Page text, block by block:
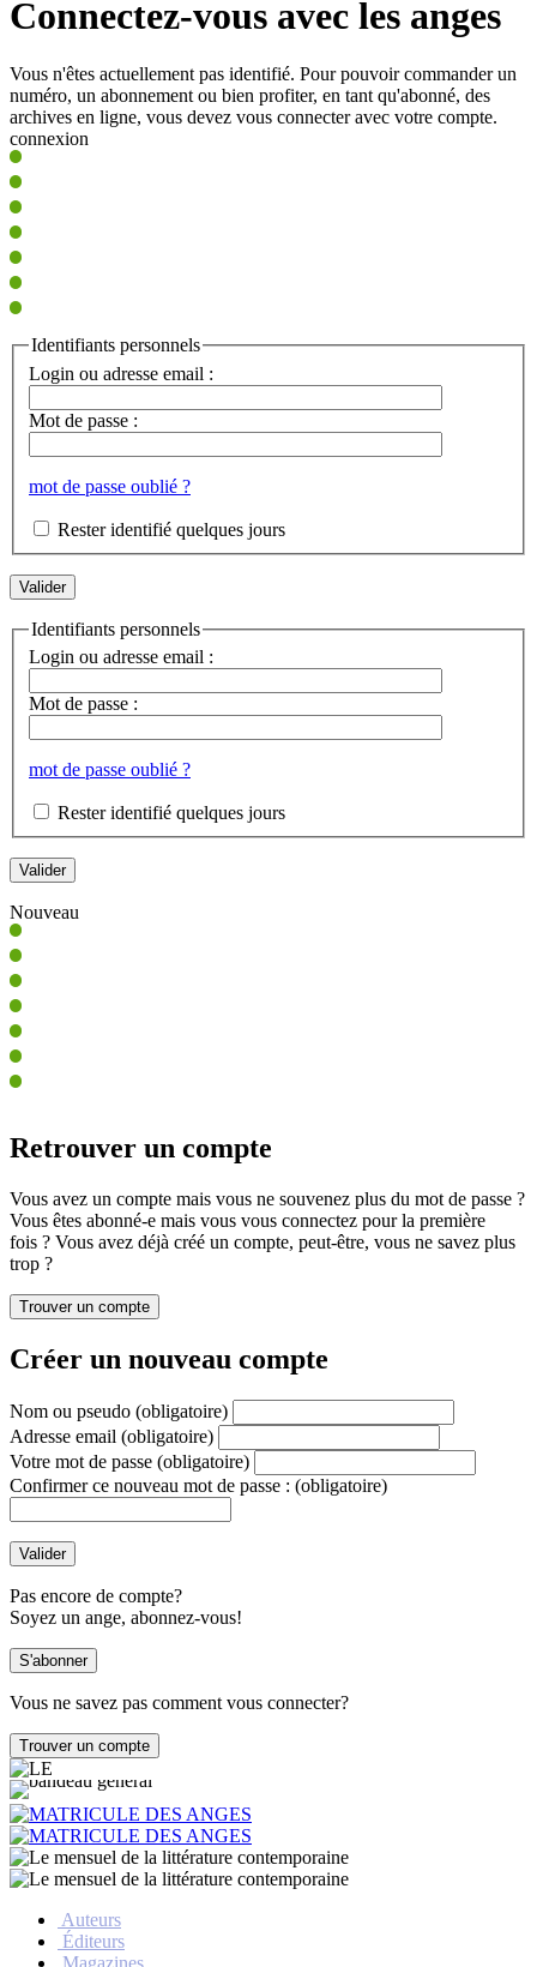
Connectez-vous avec les anges
Vous n'êtes actuellement pas identifié. Pour pouvoir commander un
numéro, un abonnement ou bien profiter, en tant qu'abonné, des
archives en ligne, vous devez vous connecter avec votre compte.
connexion
Identifiants personnels
Login ou adresse email :
Mot de passe :
mot de passe oublié ?
Rester identifié quelques jours
Identifiants personnels
Login ou adresse email :
Mot de passe :
mot de passe oublié ?
Rester identifié quelques jours
Nouveau
Retrouver un compte
Vous avez un compte mais vous ne souvenez plus du mot de passe ?
Vous êtes abonné-e mais vous vous connectez pour la première
fois ? Vous avez déjà créé un compte, peut-être, vous ne savez plus
trop ?
Créer un nouveau compte
Nom ou pseudo (obligatoire)
Adresse email (obligatoire)
Votre mot de passe (obligatoire)
Confirmer ce nouveau mot de passe : (obligatoire)
Pas encore de compte?
Soyez un ange, abonnez-vous!
Vous ne savez pas comment vous connecter?
Auteurs
Éditeurs
Magazines